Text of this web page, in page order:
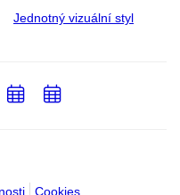
Jednotný vizuální styl
Cookies
PřidatPřidat